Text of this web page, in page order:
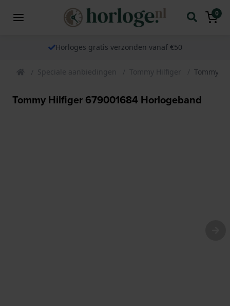
0
Horloges gratis verzonden vanaf €50
Speciale aanbiedingen Tommy Hilfiger Tommy
Tommy Hilfiger 679001684 Horlogeband